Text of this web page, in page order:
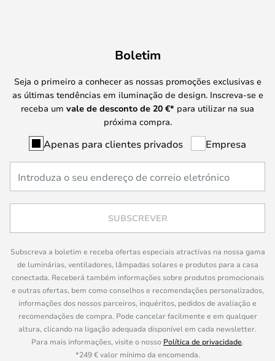
Boletim
Seja o primeiro a conhecer as nossas promoções exclusivas e
as últimas tendências em iluminação de design. Inscreva-se e
receba um vale de desconto de 20 €* para utilizar na sua
próxima compra.
Apenas para clientes privados Empresa
SUBSCREVER
Subscreva a boletim e receba ofertas especiais atractivas na nossa gama
de luminárias, ventiladores, lâmpadas solares e produtos para a casa
conectada. Receberá também informações sobre produtos promocionais
e outras ofertas, bem como conselhos e recomendações personalizados,
informações dos nossos parceiros, inquéritos, pedidos de avaliação e
recomendações de compra. Pode cancelar facilmente e em qualquer
altura, clicando na ligação adequada disponível em cada newsletter.
Para mais informações, visite o nosso Política de privacidade.
*249 € valor mínimo da encomenda.